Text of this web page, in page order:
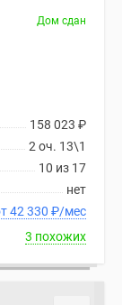
Дом сдан
158 023 ₽
2 оч. 13\1
10 из 17
нет
В ипотеку от 42 330 ₽/мес
3 похожих